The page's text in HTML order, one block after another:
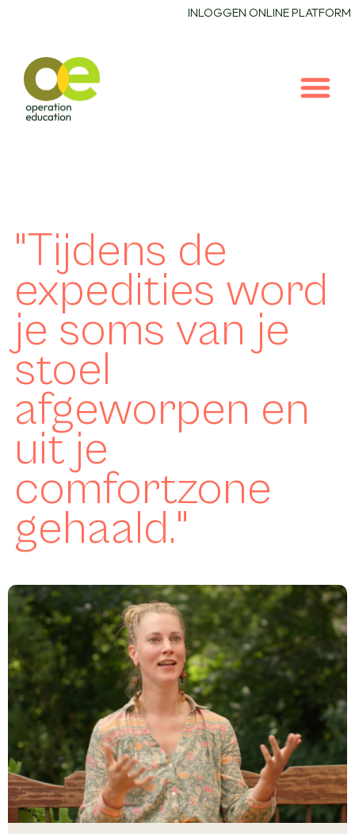
INLOGGEN ONLINE PLATFORM
"Tijdens de
expedities word
je soms van je
stoel
afgeworpen en
uit je
comfortzone
gehaald."